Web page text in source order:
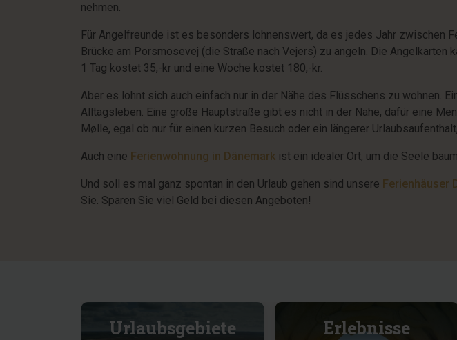
nehmen.
Für Angelfreunde ist es besonders lohnenswert, da es jedes Jahr zwischen
Brücke am Porsmosevej (die Straße nach Vejers) zu angeln. Die Angelkarten
1 Tag kostet 35,-kr und eine Woche kostet 180,-kr.
Aber es lohnt sich auch einfach nur in der Nähe des Flüsschens zu wohnen.
Alltagsleben. Eine große Hauptstraße gibt es nicht in der Nähe, dafür eine
Mølle, egal ob nur für einen kurzen Besuch oder ein längerer
Auch eine Ferienwohnung in Dänemark ist ein idealer Ort, um die Seele
Und soll es mal ganz spontan in den Urlaub gehen sind unsere Ferienhäuser
Sie. Sparen Sie viel Geld bei diesen Angeboten!
Urlaubsgebiete Erlebnisse